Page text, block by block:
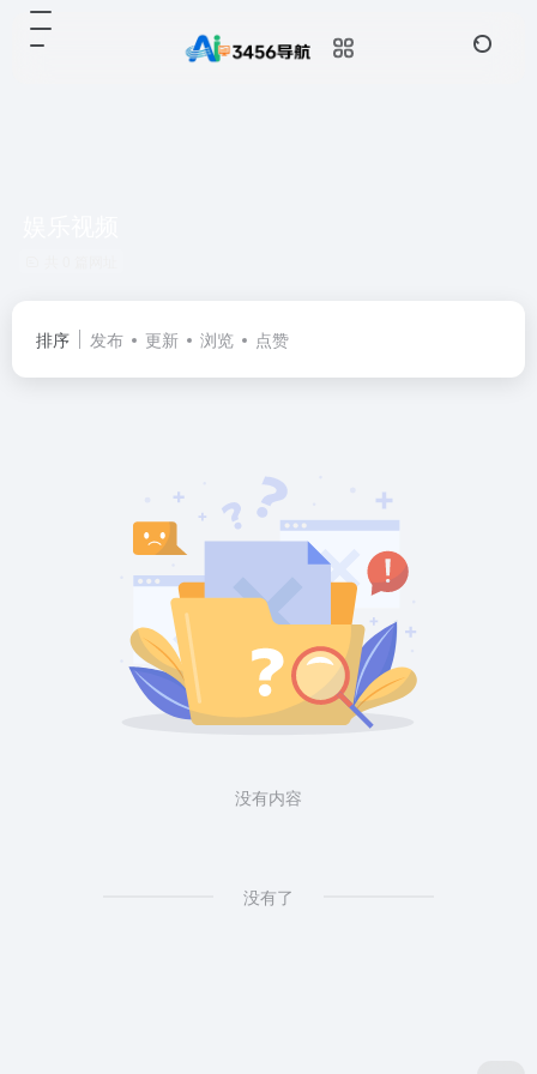
排序 发布 更新 浏览 点赞
没有内容
没有了